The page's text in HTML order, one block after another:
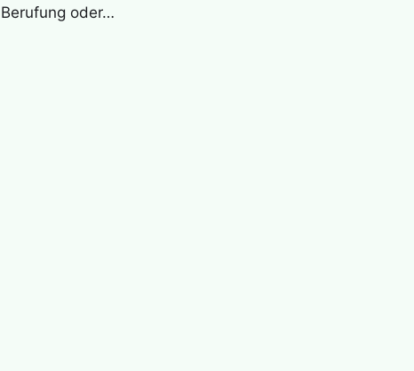
Berufung oder…